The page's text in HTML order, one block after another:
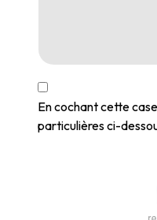
En cochant cette
particulières ci-